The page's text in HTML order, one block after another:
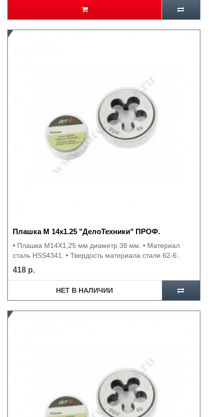
Плашка М 14х1.25 "ДелоТехники" ПРОФ.
• Плашка М14Х1,25 мм диаметр 38 мм. • Материал
сталь HSS4341. • Твердость материала стали 62-6..
418 р.
НЕТ В НАЛИЧИИ